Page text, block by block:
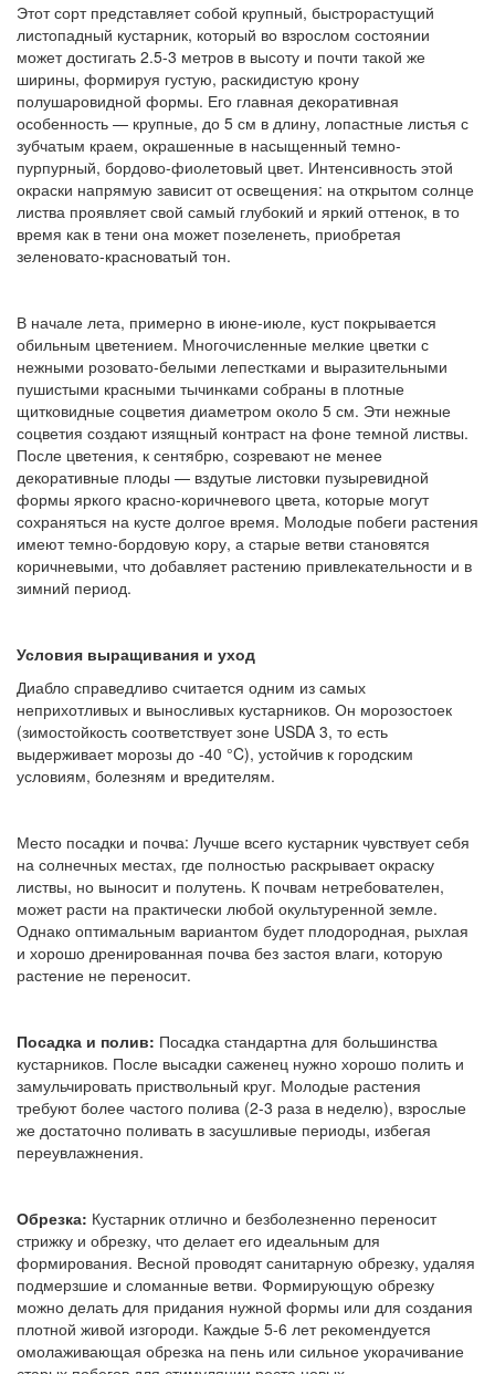
Этот сорт представляет собой крупный, быстрорастущий
листопадный кустарник, который во взрослом состоянии
может достигать 2.5-3 метров в высоту и почти такой же
ширины, формируя густую, раскидистую крону
полушаровидной формы. Его главная декоративная
особенность — крупные, до 5 см в длину, лопастные листья с
зубчатым краем, окрашенные в насыщенный темно-
пурпурный, бордово-фиолетовый цвет. Интенсивность этой
окраски напрямую зависит от освещения: на открытом солнце
листва проявляет свой самый глубокий и яркий оттенок, в то
время как в тени она может позеленеть, приобретая
зеленовато-красноватый тон.
В начале лета, примерно в июне-июле, куст покрывается
обильным цветением. Многочисленные мелкие цветки с
нежными розовато-белыми лепестками и выразительными
пушистыми красными тычинками собраны в плотные
щитковидные соцветия диаметром около 5 см. Эти нежные
соцветия создают изящный контраст на фоне темной листвы.
После цветения, к сентябрю, созревают не менее
декоративные плоды — вздутые листовки пузыревидной
формы яркого красно-коричневого цвета, которые могут
сохраняться на кусте долгое время. Молодые побеги растения
имеют темно-бордовую кору, а старые ветви становятся
коричневыми, что добавляет растению привлекательности и в
зимний период.
Условия выращивания и уход
Диабло справедливо считается одним из самых
неприхотливых и выносливых кустарников. Он морозостоек
(зимостойкость соответствует зоне USDA 3, то есть
выдерживает морозы до -40 °C), устойчив к городским
условиям, болезням и вредителям.
Место посадки и почва: Лучше всего кустарник чувствует себя
на солнечных местах, где полностью раскрывает окраску
листвы, но выносит и полутень. К почвам нетребователен,
может расти на практически любой окультуренной земле.
Однако оптимальным вариантом будет плодородная, рыхлая
и хорошо дренированная почва без застоя влаги, которую
растение не переносит.
Посадка и полив: Посадка стандартна для большинства
кустарников. После высадки саженец нужно хорошо полить и
замульчировать приствольный круг. Молодые растения
требуют более частого полива (2-3 раза в неделю), взрослые
же достаточно поливать в засушливые периоды, избегая
переувлажнения.
Обрезка: Кустарник отлично и безболезненно переносит
стрижку и обрезку, что делает его идеальным для
формирования. Весной проводят санитарную обрезку, удаляя
подмерзшие и сломанные ветви. Формирующую обрезку
можно делать для придания нужной формы или для создания
плотной живой изгороди. Каждые 5-6 лет рекомендуется
омолаживающая обрезка на пень или сильное укорачивание